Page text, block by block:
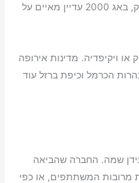
השנה היא 1999, המילניום נראה באופק, באג 2000 עדיין מאיים על
ויקיפדיה. מדינות אירופה
הכרמל וכיפת ברזל עוד
שמה. החברה שהביאה
מרובות המשתתפים, או כפי